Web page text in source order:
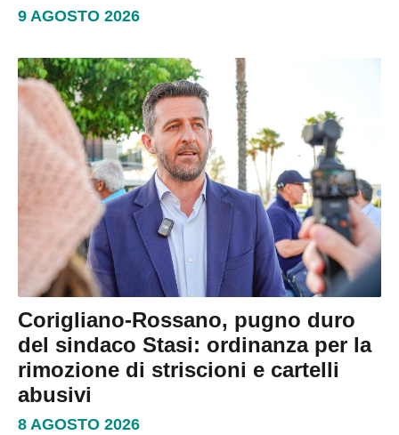
9 AGOSTO 2026
Corigliano-Rossano, pugno duro
del sindaco Stasi: ordinanza per la
rimozione di striscioni e cartelli
abusivi
8 AGOSTO 2026